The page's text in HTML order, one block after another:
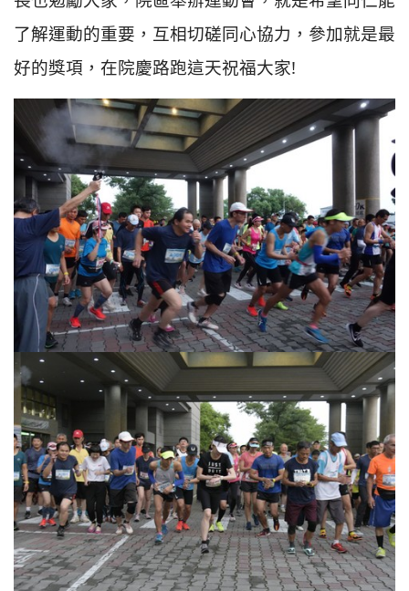
了解運動的重要，互相切磋同心協力，參加就是最
好的獎項，在院慶路跑這天祝福大家!